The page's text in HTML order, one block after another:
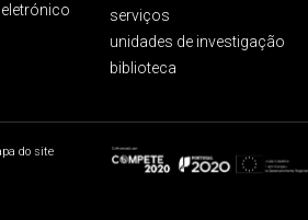
serviços
unidades de investigação
biblioteca
do site